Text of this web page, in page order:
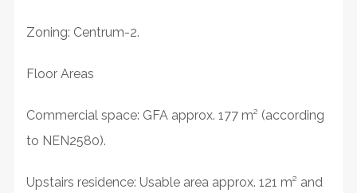
Zoning: Centrum-2.
Floor Areas
Commercial space: GFA approx. 177 m² (according
to NEN2580).
Upstairs residence: Usable area approx. 121 m² and